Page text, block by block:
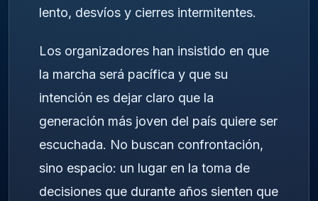
lento, desvíos y cierres intermitentes.
Los organizadores han insistido en que
la marcha será pacífica y que su
intención es dejar claro que la
generación más joven del país quiere ser
escuchada. No buscan confrontación,
sino espacio: un lugar en la toma de
decisiones que durante años sienten que